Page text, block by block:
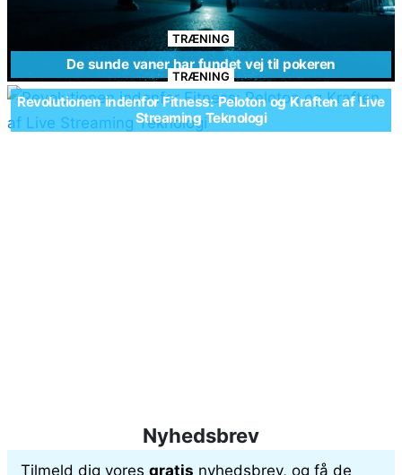
TRÆNING
De sunde vaner har fundet vej til pokeren
TRÆNING
Revolutionen indenfor Fitness: Peloton og Kraften af Live
Streaming Teknologi
Nyhedsbrev
Tilmeld dig vores gratis nyhedsbrev, og få de